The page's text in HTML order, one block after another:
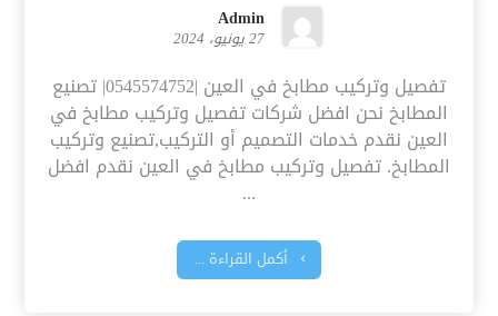
Admin
27 يونيو، 2024
تفصيل وتركيب مطابخ في العين |0545574752| تصنيع
المطابخ نحن افضل شركات تفصيل وتركيب مطابخ في
العين نقدم خدمات التصميم أو التركيب,تصنيع وتركيب
المطابخ. تفصيل وتركيب مطابخ في العين نقدم افضل
...
أكمل القراءة ...